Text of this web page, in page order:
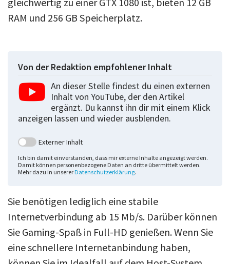
RAM und 256 GB Speicherplatz.
Von der Redaktion empfohlener Inhalt
An dieser Stelle findest du einen externen
Inhalt von YouTube, der den Artikel
ergänzt. Du kannst ihn dir mit einem Klick
anzeigen lassen und wieder ausblenden.
Externer Inhalt
Ich bin damit einverstanden, dass mir externe Inhalte angezeigt werden.
Damit können personenbezogene Daten an dritte übermittelt werden.
Mehr dazu in unserer Datenschutzerklärung.
Sie benötigen lediglich eine stabile
Internetverbindung ab 15 Mb/s. Darüber können
Sie Gaming-Spaß in Full-HD genießen. Wenn Sie
eine schnellere Internetanbindung haben,